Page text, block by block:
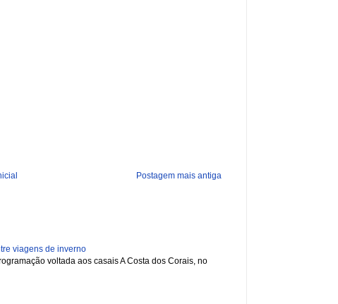
Postagem mais antiga
viagens de inverno
voltada aos casais A Costa dos Corais, no